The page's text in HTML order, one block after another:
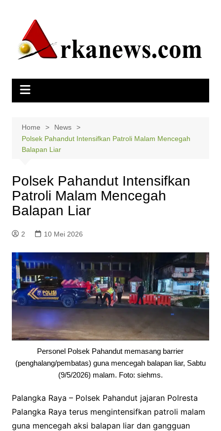
Home
News
Polsek Pahandut Intensifkan Patroli Malam Mencegah
Balapan Liar
Polsek Pahandut Intensifkan
Patroli Malam Mencegah
Balapan Liar
2 10 Mei 2026
Personel Polsek Pahandut memasang barrier
(penghalang/pembatas) guna mencegah balapan liar, Sabtu
(9/5/2026) malam. Foto: siehms.
Palangka Raya – Polsek Pahandut jajaran Polresta
Palangka Raya terus mengintensifkan patroli malam
guna mencegah aksi balapan liar dan gangguan